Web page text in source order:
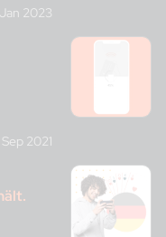
Jan 2023
Sep 2021